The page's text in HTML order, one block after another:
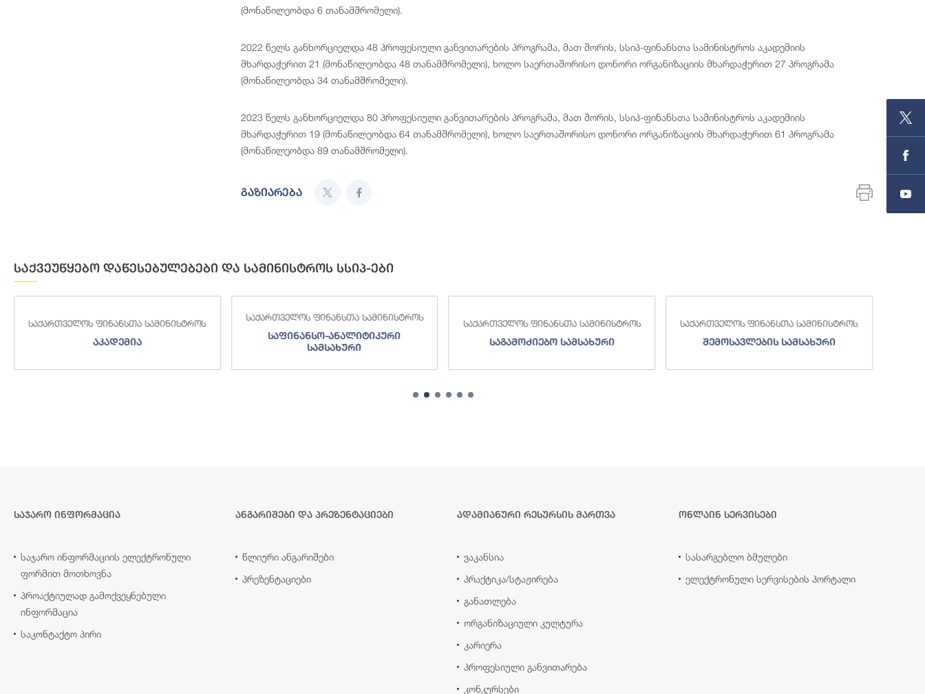
(მონაწილეობდა 6 თანამშრომელი).
2022 წელს განხორციელდა 48 პროფესიული განვითარების პროგრამა, მათ შორის, სსიპ-ფინანსთა სამინისტროს აკადემიის
მხარდაჭერით 21 (მონაწილეობდა 48 თანამშრომელი), ხოლო საერთაშორისო დონორი ორგანიზაციის მხარდაჭერით 27 პროგრამა
(მონაწილეობდა 34 თანამშრომელი).
2023 წელს განხორციელდა 80 პროფესიული განვითარების პროგრამა, მათ შორის, სსიპ-ფინანსთა სამინისტროს აკადემიის
მხარდაჭერით 19 (მონაწილეობდა 64 თანამშრომელი), ხოლო საერთაშორისო დონორი ორგანიზაციის მხარდაჭერით 61 პროგრამა
(მონაწილეობდა 89 თანამშრომელი).
გაზიარება
საქვეუწყებო დაწესებულებები და სამინისტროს სსიპ-ები
საქართველოს ფინანსთა სამინისტროს
აკადემია
საქართველოს ფინანსთა სამინისტროს
საფინანსო-ანალიტიკური
სამსახური
საქართველოს ფინანსთა სამინისტროს
საგამოძიებო სამსახური
საქართველოს ფინანსთა სამინისტროს
შემოსავლების სამსახური
საჯარო ინფორმაცია
საჯარო ინფორმაციის ელექტრონული
ფორმით მოთხოვნა
პროაქტიულად გამოქვეყნებული
ინფორმაცია
საკონტაქტო პირი
ანგარიშები და პრეზენტაციები
წლიური ანგარიშები
პრეზენტაციები
ადამიანური რესურსის მართვა
ვაკანსია
პრაქტიკა/სტაჟირება
განათლება
ორგანიზაციული კულტურა
კარიერა
პროფესიული განვითარება
კონკურსები
ონლაინ სერვისები
სასარგებლო ბმულები
ელექტრონული სერვისების პორტალი